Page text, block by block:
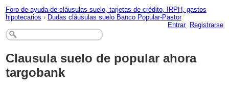
Foro de ayuda de cláusulas suelo, tarjetas de crédito, IRPH, gastos
hipotecarios › Dudas cláusulas suelo Banco Popular-Pastor
Entrar
Registrarse
Clausula suelo de popular ahora
targobank